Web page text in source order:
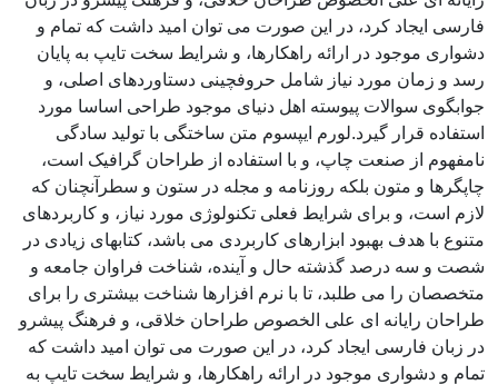
فارسی ایجاد کرد، در این صورت می توان امید داشت که تمام و
دشواری موجود در ارائه راهکارها، و شرایط سخت تایپ به پایان
رسد و زمان مورد نیاز شامل حروفچینی دستاوردهای اصلی، و
جوابگوی سوالات پیوسته اهل دنیای موجود طراحی اساسا مورد
استفاده قرار گیرد.لورم ایپسوم متن ساختگی با تولید سادگی
نامفهوم از صنعت چاپ، و با استفاده از طراحان گرافیک است،
چاپگرها و متون بلکه روزنامه و مجله در ستون و سطرآنچنان که
لازم است، و برای شرایط فعلی تکنولوژی مورد نیاز، و کاربردهای
متنوع با هدف بهبود ابزارهای کاربردی می باشد، کتابهای زیادی در
شصت و سه درصد گذشته حال و آینده، شناخت فراوان جامعه و
متخصصان را می طلبد، تا با نرم افزارها شناخت بیشتری را برای
طراحان رایانه ای علی الخصوص طراحان خلاقی، و فرهنگ پیشرو
در زبان فارسی ایجاد کرد، در این صورت می توان امید داشت که
تمام و دشواری موجود در ارائه راهکارها، و شرایط سخت تایپ به